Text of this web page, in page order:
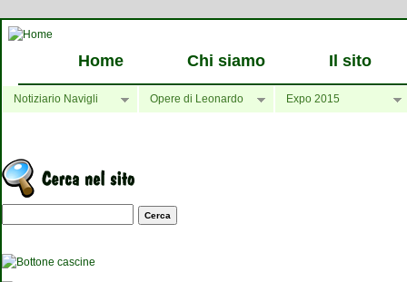
Home Chi siamo Il sito
Notiziario Navigli Opere di Leonardo Expo 2015
Maschera di ricerca